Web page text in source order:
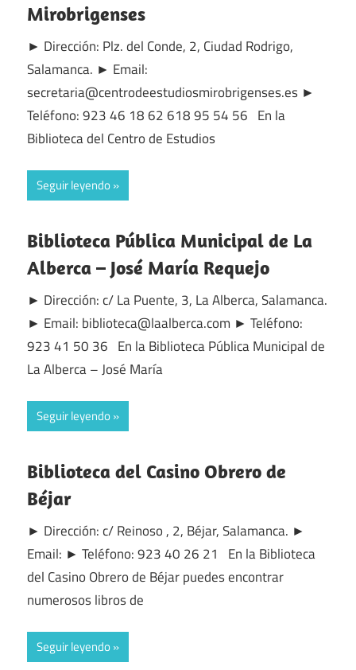
Mirobrigenses
► Dirección: Plz. del Conde, 2, Ciudad Rodrigo,
Salamanca. ► Email:
secretaria@centrodeestudiosmirobrigenses.es ►
Teléfono: 923 46 18 62 618 95 54 56 En la
Biblioteca del Centro de Estudios
Seguir leyendo
Biblioteca Pública Municipal de La
Alberca – José María Requejo
► Dirección: c/ La Puente, 3, La Alberca, Salamanca.
► Email: biblioteca@laalberca.com ► Teléfono:
923 41 50 36 En la Biblioteca Pública Municipal de
La Alberca – José María
Seguir leyendo
Biblioteca del Casino Obrero de
Béjar
► Dirección: c/ Reinoso , 2, Béjar, Salamanca. ►
Email: ► Teléfono: 923 40 26 21 En la Biblioteca
del Casino Obrero de Béjar puedes encontrar
numerosos libros de
Seguir leyendo